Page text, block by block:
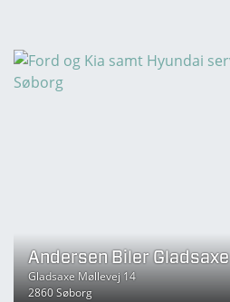
Andersen Biler Gladsaxe
Gladsaxe Møllevej 14
2860 Søborg